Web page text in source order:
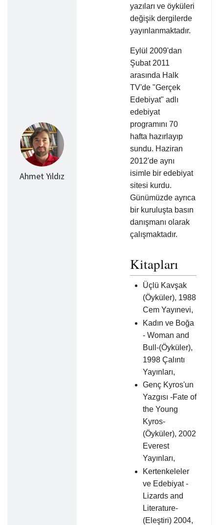
Ahmet Yıldız
yazıları ve öyküleri
değişik dergilerde
yayınlanmaktadır.
Eylül 2009'dan
Şubat 2011
arasında Halk
TV'de "Gerçek
Edebiyat" adlı
edebiyat
programını 70
hafta hazırlayıp
sundu. Haziran
2012'de aynı
isimle bir edebiyat
sitesi kurdu.
Günümüzde ayrıca
bir kuruluşta basın
danışmanı olarak
çalışmaktadır.
Kitapları
Üçlü Kavşak
(Öyküler), 1988
Cem Yayınevi,
Kadın ve Boğa
- Woman and
Bull-(Öyküler),
1998 Çalıntı
Yayınları,
Genç Kyros'un
Yazgısı -Fate of
the Young
Kyros-
(Öyküler), 2002
Everest
Yayınları,
Kertenkeleler
ve Edebiyat -
Lizards and
Literature-
(Eleştiri) 2004,